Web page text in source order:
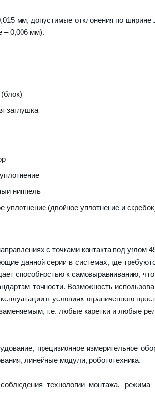
мм, допустимые отклонения по ширине
– 0,006 мм).
(блок)
заглушка
ниппель
уплотнение (двойное уплотнение и
с точками контакта под углом
данной серии в системах, где
способностью к самовыравниванию,
точности. Возможность
в условиях ограниченного
т.е. любые каретки и любые
прецизионное измерительное
линейные модули, робототехника.
технологии монтажа, режима